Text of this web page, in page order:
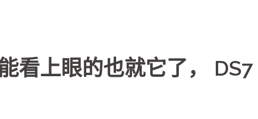
看上眼的也就它了， DS7